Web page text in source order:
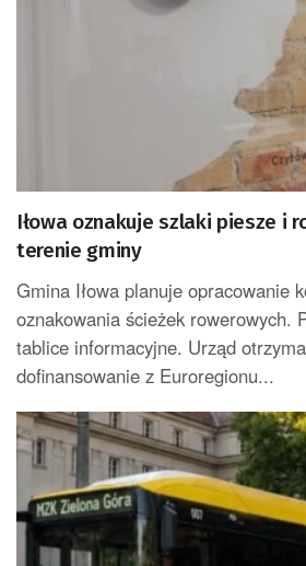
Iłowa oznakuje szlaki piesze i
terenie gminy
Gmina Iłowa planuje opracowanie
oznakowania ścieżek rowerowych.
tablice informacyjne. Urząd
dofinansowanie z Euroregionu...